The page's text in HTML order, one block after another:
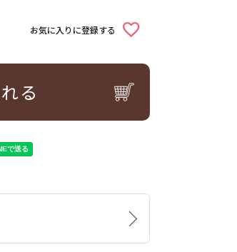
お気に入りに登録する
る